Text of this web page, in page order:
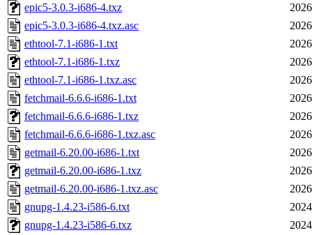
epic5-3.0.3-i686-4.txz
epic5-3.0.3-i686-4.txz.asc
ethtool-7.1-i686-1.txt
ethtool-7.1-i686-1.txz
ethtool-7.1-i686-1.txz.asc
fetchmail-6.6.6-i686-1.txt
fetchmail-6.6.6-i686-1.txz
fetchmail-6.6.6-i686-1.txz.asc
getmail-6.20.00-i686-1.txt
getmail-6.20.00-i686-1.txz
getmail-6.20.00-i686-1.txz.asc
gnupg-1.4.23-i586-6.txt
gnupg-1.4.23-i586-6.txz